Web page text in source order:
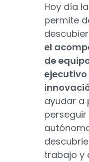
Hoy día
permite
el
de
ejecutivo
ayudar a
trabajo y